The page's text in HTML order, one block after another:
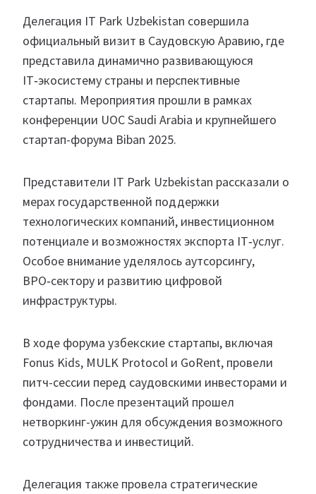
Делегация IT Park Uzbekistan совершила
официальный визит в Саудовскую Аравию, где
представила динамично развивающуюся
IT‑экосистему страны и перспективные
стартапы. Мероприятия прошли в рамках
конференции UOC Saudi Arabia и крупнейшего
стартап-форума Biban 2025.
Представители IT Park Uzbekistan рассказали о
мерах государственной поддержки
технологических компаний, инвестиционном
потенциале и возможностях экспорта IT‑услуг.
Особое внимание уделялось аутсорсингу,
BPO‑сектору и развитию цифровой
инфраструктуры.
В ходе форума узбекские стартапы, включая
Fonus Kids, MULK Protocol и GoRent, провели
питч-сессии перед саудовскими инвесторами и
фондами. После презентаций прошел
нетворкинг-ужин для обсуждения возможного
сотрудничества и инвестиций.
Делегация также провела стратегические